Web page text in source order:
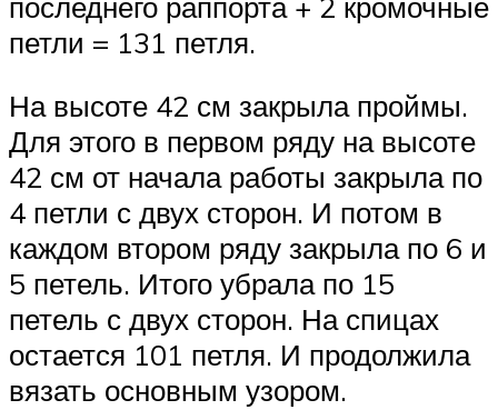
петли = 131 петля.
На высоте 42 см закрыла проймы.
Для этого в первом ряду на высоте
42 см от начала работы закрыла по
4 петли с двух сторон. И потом в
каждом втором ряду закрыла по 6 и
5 петель. Итого убрала по 15
петель с двух сторон. На спицах
остается 101 петля. И продолжила
вязать основным узором.